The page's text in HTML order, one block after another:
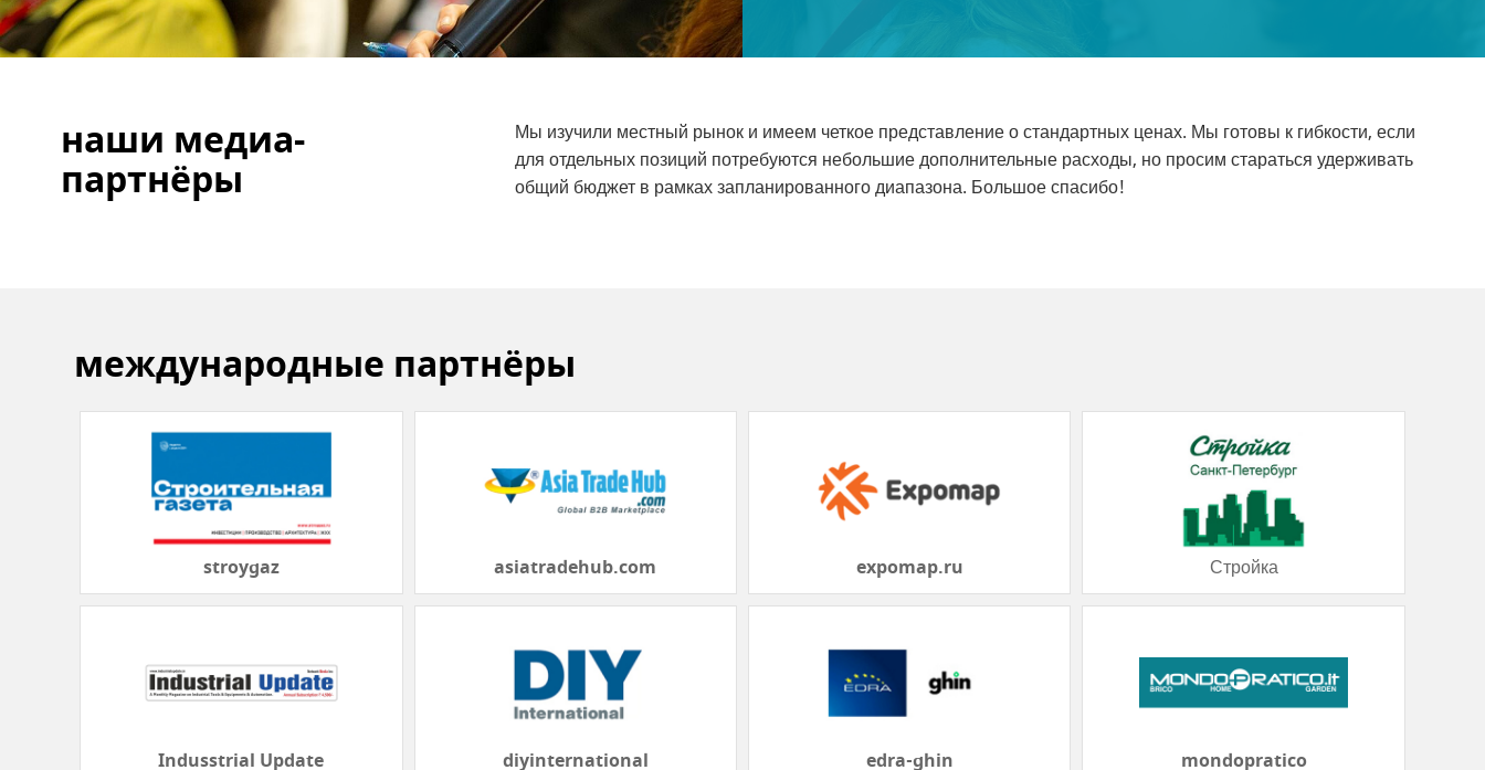
наши медиа-
партнёры
Мы изучили местный рынок и имеем четкое представление о стандартных ценах. Мы готовы к гибкости, если
для отдельных позиций потребуются небольшие дополнительные расходы, но просим стараться удерживать
общий бюджет в рамках запланированного диапазона. Большое спасибо!
международные партнёры
stroygaz asiatradehub.com expomap.ru Стройка
Indusstrial Update diyinternational edra-ghin mondopratico